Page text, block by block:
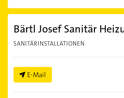
Bärtl Josef Sanitär
SANITÄRINSTALLATIONEN
E-Mail